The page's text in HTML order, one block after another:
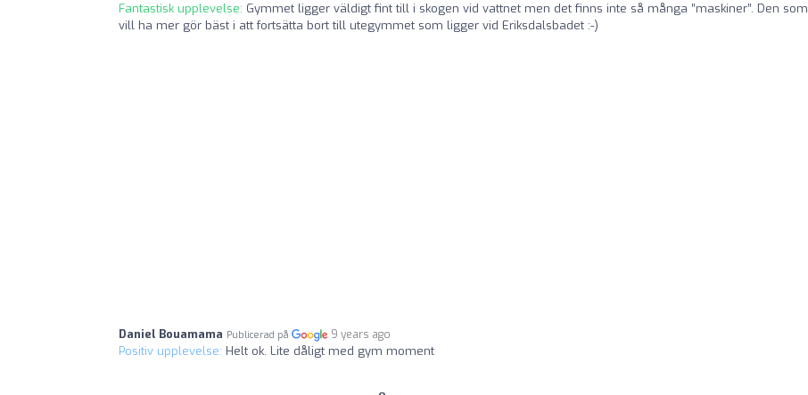
Fantastisk upplevelse: Gymmet ligger väldigt fint till i skogen vid vattnet men det finns inte så många ”maskiner”. Den som
vill ha mer gör bäst i att fortsätta bort till utegymmet som ligger vid Eriksdalsbadet :-)
Daniel Bouamama Publicerad på 9 years ago
Positiv upplevelse: Helt ok. Lite dåligt med gym moment